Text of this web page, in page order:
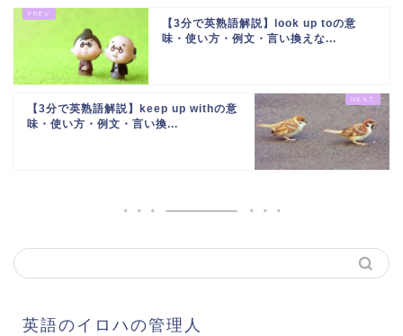
【3分で英熟語解説】look up toの意
味・使い方・例文・言い換えな...
【3分で英熟語解説】keep up withの意
味・使い方・例文・言い換...
英語のイロハの管理人